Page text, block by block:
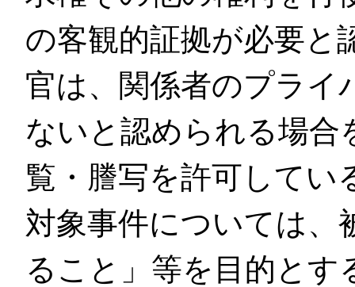
の客観的証拠が必要と
官は、関係者のプライ
ないと認められる場合
覧・謄写を許可してい
対象事件については、
ること」等を目的とす